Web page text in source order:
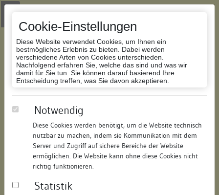
Cookie-Einstellungen
Diese Website verwendet Cookies, um Ihnen ein
bestmögliches Erlebnis zu bieten. Dabei werden
verschiedene Arten von Cookies unterschieden.
Nachfolgend erfahren Sie, welche das sind und was wir
damit für Sie tun. Sie können darauf basierend Ihre
Entscheidung treffen, was Sie davon akzeptieren.
Notwendig
Diese Cookies werden benötigt, um die Website technisch
nutzbar zu machen, indem sie Kommunikation mit dem
Server und Zugriff auf sichere Bereiche der Website
ermöglichen. Die Website kann ohne diese Cookies nicht
richtig funktionieren.
Statistik
Zur Navigation springen
Zum Inhalt der Website springen
Datenbank Bauforschung/Restaurierung
331315049192/Datum:08.07.2008
Datenbestand:
Bauforschung
Als PDF herunterladen:
Objektdaten